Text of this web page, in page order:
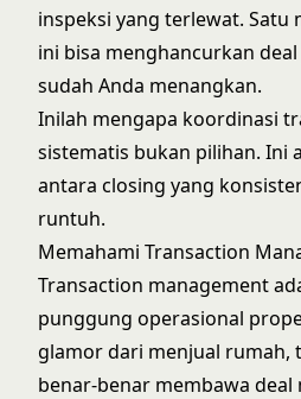
inspeksi yang terlewat. Satu
ini bisa menghancurkan
sudah Anda menangkan.
Inilah mengapa koordinasi
sistematis bukan pilihan. Ini
antara closing yang
runtuh.
Memahami Transaction
Transaction management
punggung operasional
glamor dari menjual rumah,
benar-benar membawa